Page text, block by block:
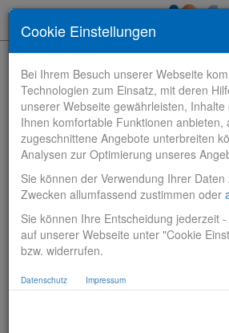
Bewerbungen
Vertriebsbank
Produktionsbank
Sonstiges
Cookie Einstellungen
Bei Ihrem Besuch unserer Webseite
Technologien zum Einsatz, mit deren
unserer Webseite gewährleisten,
Ihnen komfortable Funktionen anbieten,
zugeschnittene Angebote unterbreiten
Analysen zur Optimierung unseres
Sie können der Verwendung Ihrer
Zwecken allumfassend zustimmen oder
Sie können Ihre Entscheidung jederzeit
auf unserer Webseite unter "Cookie
bzw. widerrufen.
Datenschutz Impressum